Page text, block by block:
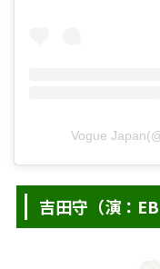
Vogue
吉田守（演：EBI